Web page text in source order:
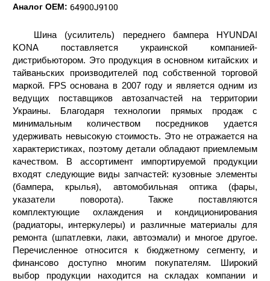
Аналог ОЕМ: 64900J9100
Шина (усилитель) переднего бампера HYUNDAI
KONA поставляется украинской компанией-
дистрибьютором. Это продукция в основном китайских и
тайваньских производителей под собственной торговой
маркой. FPS основана в 2007 году и является одним из
ведущих поставщиков автозапчастей на территории
Украины. Благодаря технологии прямых продаж с
минимальным количеством посредников удается
удерживать невысокую стоимость. Это не отражается на
характеристиках, поэтому детали обладают приемлемым
качеством. В ассортимент импортируемой продукции
входят следующие виды запчастей: кузовные элементы
(бампера, крылья), автомобильная оптика (фары,
указатели поворота). Также поставляются
комплектующие охлаждения и кондиционирования
(радиаторы, интеркулеры) и различные материалы для
ремонта (шпатлевки, лаки, автоэмали) и многое другое.
Перечисленное относится к бюджетному сегменту, и
финансово доступно многим покупателям. Широкий
выбор продукции находится на складах компании и